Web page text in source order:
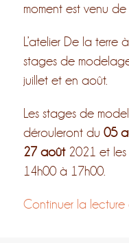
moment est venu de
L’atelier De la terre
stages de
juillet et en août.
Les stages de
dérouleront du05
27 août2021 et les
14h00 à 17h00.
Continuer la lecture